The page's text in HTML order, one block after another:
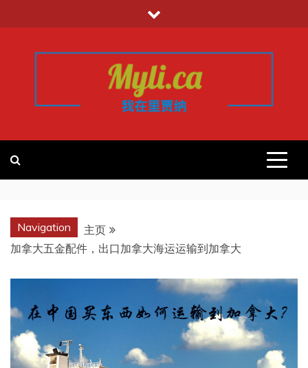
至
我的里贾纳
REGINA
Navigation
主页
加拿大五金配件，出口加拿大海运运输到加拿大